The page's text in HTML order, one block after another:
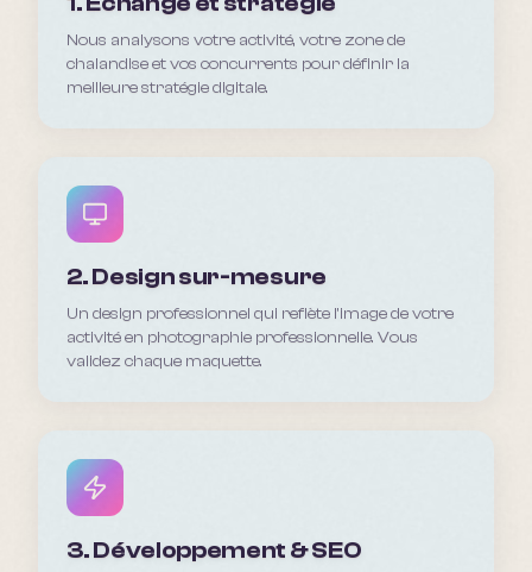
Nous analysons votre activité, votre zone de
chalandise et vos concurrents pour définir la
meilleure stratégie digitale.
2. Design sur-mesure
Un design professionnel qui reflète l'image de votre
activité en photographie professionnelle. Vous
validez chaque maquette.
3. Développement & SEO